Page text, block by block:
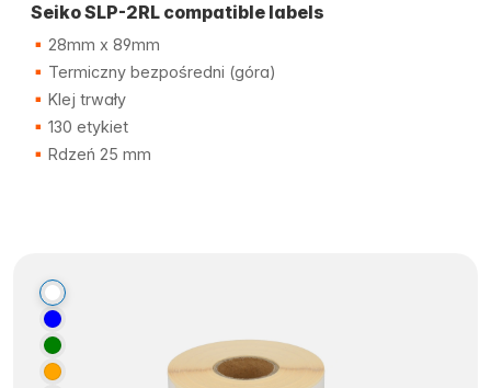
Seiko SLP-2RL compatible labels
28mm x 89mm
Termiczny bezpośredni (góra)
Klej trwały
130 etykiet
Rdzeń 25 mm